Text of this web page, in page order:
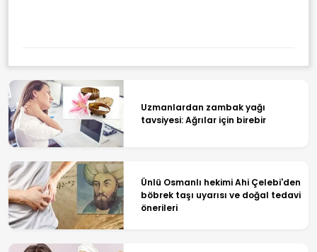
Uzmanlardan zambak yağı
tavsiyesi: Ağrılar için birebir
Ünlü Osmanlı hekimi Ahi Çelebi'den
böbrek taşı uyarısı ve doğal tedavi
önerileri